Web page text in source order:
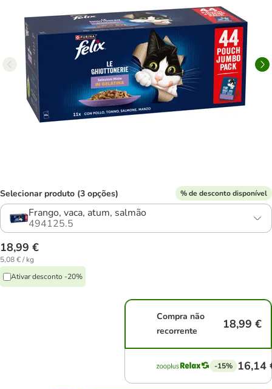
Selecionar produto (3 opções) % de desconto disponível
Frango, vaca, atum, salmão
494125.5
18,99 €
5,08 € / kg
Ativar desconto -20%
Compra não
recorrente
18,99 €
-15% 16,14